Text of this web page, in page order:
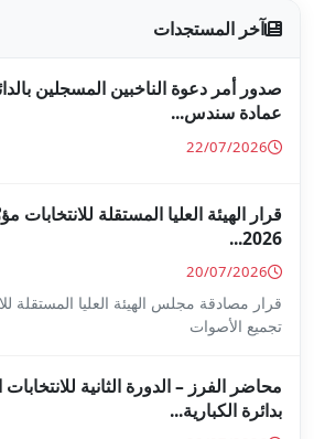
بالدائرة الانتخابية المحلية
قرار الهيئة العليا المستقلة للانتخابات مؤرّخ في 20 جويلية
المستقلة للانتخابات على نتائج
للانتخابات التشريعية الجزئية